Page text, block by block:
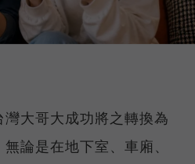
大哥大成功將之轉換為
論是在地下室、車廂、